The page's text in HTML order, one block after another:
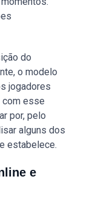
do
o modelo
jogadores
esse
por, pelo
alguns dos
estabelece.
e